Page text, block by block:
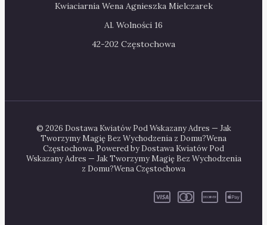
Kwiaciarnia Wena Agnieszka Mielczarek
Al. Wolności 16
42-202 Częstochowa
© 2026 Dostawa Kwiatów Pod Wskazany Adres — Jak
Tworzymy Magię Bez Wychodzenia z Domu?Wena
Częstochowa. Powered by Dostawa Kwiatów Pod
Wskazany Adres — Jak Tworzymy Magię Bez Wychodzenia
z Domu?Wena Częstochowa